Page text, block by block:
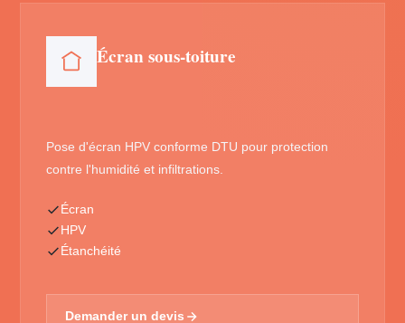
Écran sous-toiture
Pose d'écran HPV conforme DTU pour protection
contre l'humidité et infiltrations.
Écran
HPV
Étanchéité
Demander un devis